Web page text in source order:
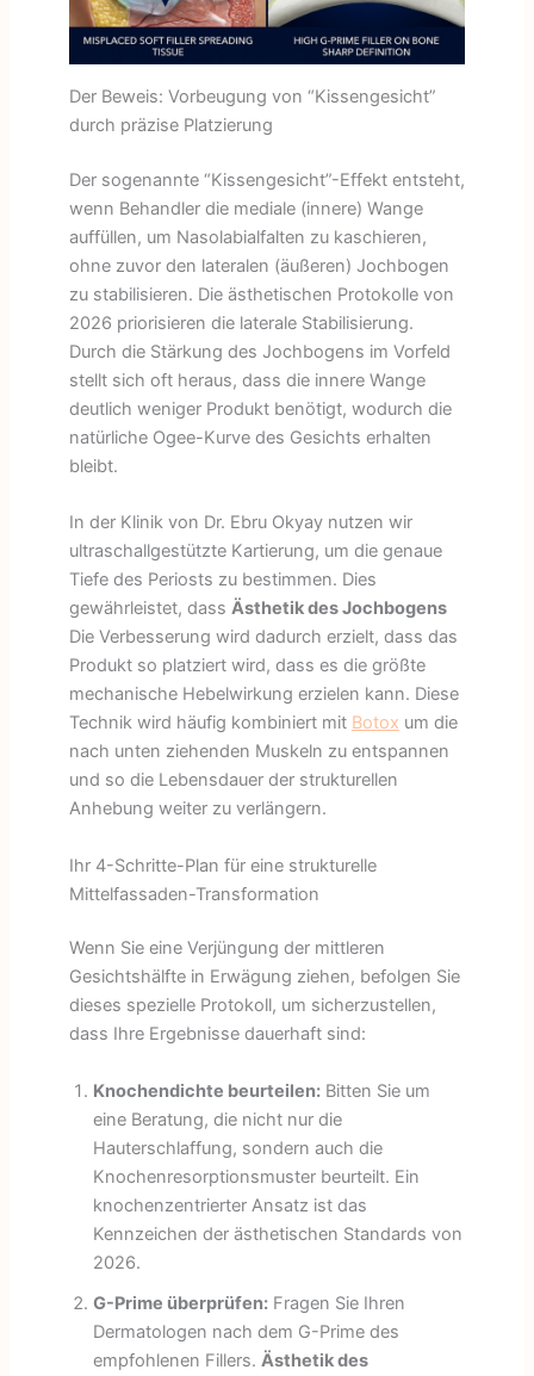
Der Beweis: Vorbeugung von “Kissengesicht”
durch präzise Platzierung
Der sogenannte “Kissengesicht”-Effekt entsteht,
wenn Behandler die mediale (innere) Wange
auffüllen, um Nasolabialfalten zu kaschieren,
ohne zuvor den lateralen (äußeren) Jochbogen
zu stabilisieren. Die ästhetischen Protokolle von
2026 priorisieren die laterale Stabilisierung.
Durch die Stärkung des Jochbogens im Vorfeld
stellt sich oft heraus, dass die innere Wange
deutlich weniger Produkt benötigt, wodurch die
natürliche Ogee-Kurve des Gesichts erhalten
bleibt.
In der Klinik von Dr. Ebru Okyay nutzen wir
ultraschallgestützte Kartierung, um die genaue
Tiefe des Periosts zu bestimmen. Dies
gewährleistet, dass Ästhetik des Jochbogens
Die Verbesserung wird dadurch erzielt, dass das
Produkt so platziert wird, dass es die größte
mechanische Hebelwirkung erzielen kann. Diese
Technik wird häufig kombiniert mit Botox um die
nach unten ziehenden Muskeln zu entspannen
und so die Lebensdauer der strukturellen
Anhebung weiter zu verlängern.
Ihr 4-Schritte-Plan für eine strukturelle
Mittelfassaden-Transformation
Wenn Sie eine Verjüngung der mittleren
Gesichtshälfte in Erwägung ziehen, befolgen Sie
dieses spezielle Protokoll, um sicherzustellen,
dass Ihre Ergebnisse dauerhaft sind:
Knochendichte beurteilen:Bitten Sie um
eine Beratung, die nicht nur die
Hauterschlaffung, sondern auch die
Knochenresorptionsmuster beurteilt. Ein
knochenzentrierter Ansatz ist das
Kennzeichen der ästhetischen Standards von
2026.
G-Prime überprüfen:Fragen Sie Ihren
Dermatologen nach dem G-Prime des
empfohlenen Fillers. Ästhetik des